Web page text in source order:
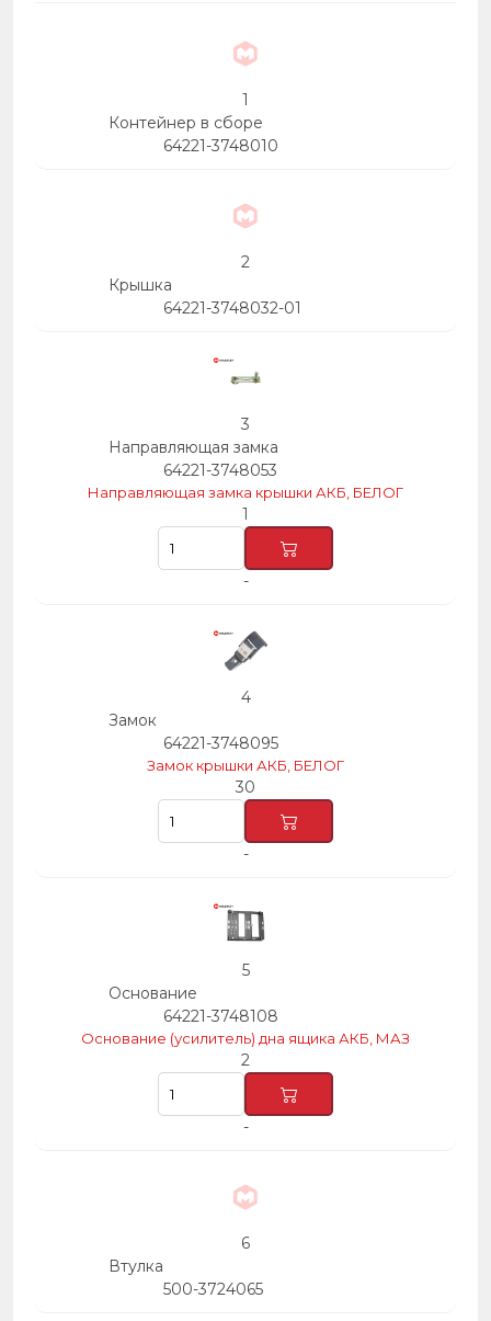
1
Контейнер в сборе
64221-3748010
2
Крышка
64221-3748032-01
3
Направляющая замка
64221-3748053
Направляющая замка крышки АКБ, БЕЛОГ
1
-
4
Замок
64221-3748095
Замок крышки АКБ, БЕЛОГ
30
-
5
Основание
64221-3748108
Основание (усилитель) дна ящика АКБ, МАЗ
2
-
6
Втулка
500-3724065